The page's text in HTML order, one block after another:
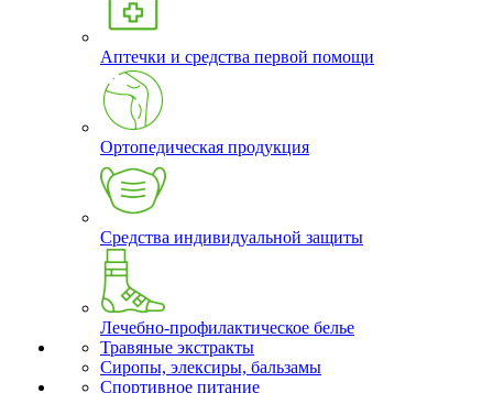
Аптечки и средства первой помощи
Ортопедическая продукция
Средства индивидуальной защиты
Лечебно-профилактическое белье
Травяные экстракты
Сиропы, элексиры, бальзамы
Спортивное питание